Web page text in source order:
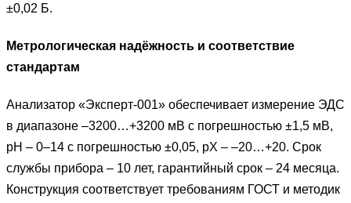
±0,02 Б.
Метрологическая надёжность и соответствие
стандартам
Анализатор «Эксперт-001» обеспечивает измерение ЭДС
в диапазоне –3200…+3200 мВ с погрешностью ±1,5 мВ,
рН – 0–14 с погрешностью ±0,05, рХ – –20…+20. Срок
службы прибора – 10 лет, гарантийный срок – 24 месяца.
Конструкция соответствует требованиям ГОСТ и методик